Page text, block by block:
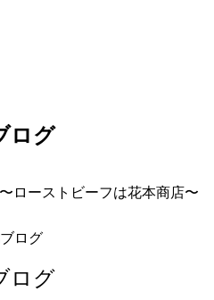
ローストビーフは花本商店〜